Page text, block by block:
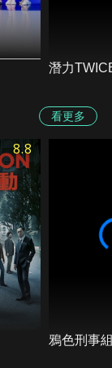
潛力
看更多
8.8
鴉色刑事